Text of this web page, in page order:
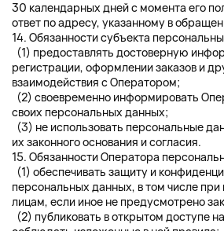
30 календарных дней с момента его
ответ по адресу, указанному в
14. Обязанности субъекта
(1) предоставлять достоверную
регистрации, оформлении заказов и
взаимодействия с Оператором;
(2) своевременно информировать
своих персональных данных;
(3) не использовать персональные
их законного основания и согласия.
15. Обязанности Оператора
(1) обеспечивать защиту и
персональных данных, в том числе
лицам, если иное не предусмотрено
(2) публиковать в открытом доступе